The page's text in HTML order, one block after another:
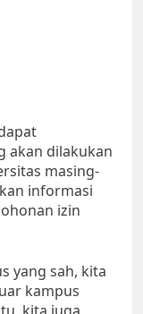
akan dilakukan
masing-
informasi
izin
yang sah, kita
kampus